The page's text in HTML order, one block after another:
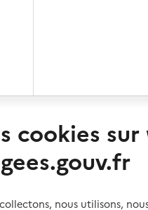
cookies
nous utilisons,